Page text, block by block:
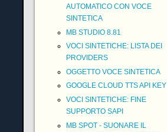
AUTOMATICO CON VOCE
SINTETICA
MB STUDIO 8.81
VOCI SINTETICHE: LISTA DEI
PROVIDERS
OGGETTO VOCE SINTETICA
GOOGLE CLOUD TTS API KEY
VOCI SINTETICHE: FINE
SUPPORTO SAPI
MB SPOT - SUONARE IL